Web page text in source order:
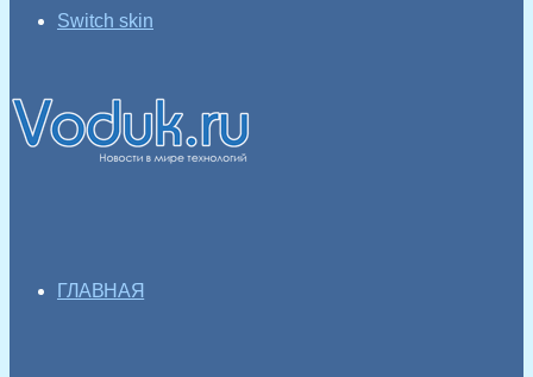
Switch skin
ГЛАВНАЯ